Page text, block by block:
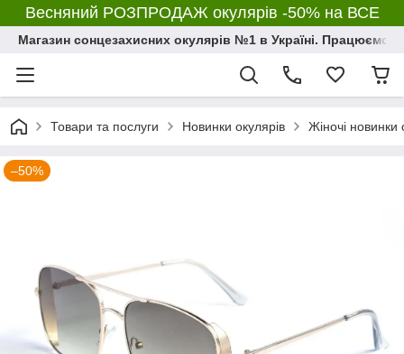
Весняний РОЗПРОДАЖ окулярів -50% на ВСЕ
Магазин сонцезахисних окулярів №1 в Україні. Працюємо з
Товари та послуги Новинки окулярів Жіночі новинки
–50%